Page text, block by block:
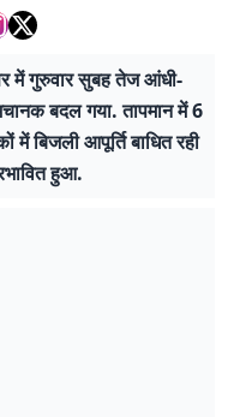
गुरुवार सुबह तेज आंधी-
बदल गया. तापमान में 6
में बिजली आपूर्ति बाधित रही
हुआ.